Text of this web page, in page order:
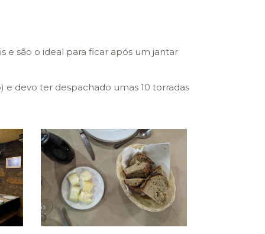
e são o ideal para ficar após um jantar
devo ter despachado umas 10 torradas